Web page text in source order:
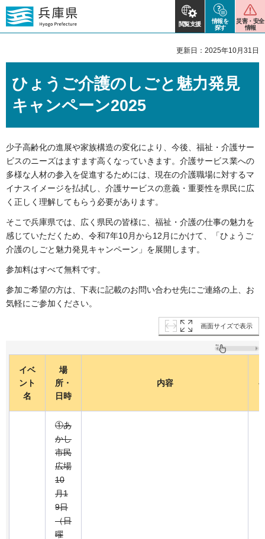
閲覧支援
情報を
探す
災害・安全
情報
更新日：2025年10月31日
ひょうご介護のしごと魅力発見
キャンペーン2025
少子高齢化の進展や家族構造の変化により、今後、福祉・介護サー
ビスのニーズはますます高くなっていきます。介護サービス業への
多様な人材の参入を促進するためには、現在の介護職場に対するマ
イナスイメージを払拭し、介護サービスの意義・重要性を県民に広
く正しく理解してもらう必要があります。
そこで兵庫県では、広く県民の皆様に、福祉・介護の仕事の魅力を
感じていただくため、令和7年10月から12月にかけて、「ひょうご
介護のしごと魅力発見キャンペーン」を展開します。
参加料はすべて無料です。
参加ご希望の方は、下表に記載のお問い合わせ先にご連絡の上、お
気軽にご参加ください。
画面サイズで表示
イベ
ント
名
場
所・
日時
内容
①あ
かし
市民
広場
10
月1
9日
（日
曜